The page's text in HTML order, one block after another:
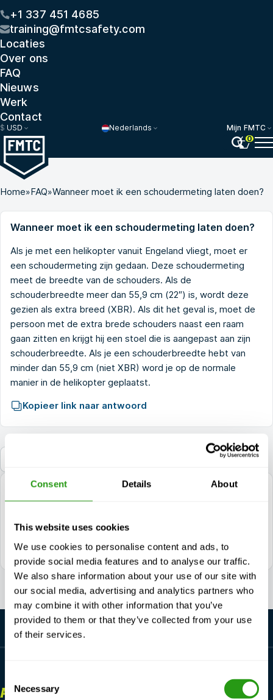
Consent Details About
This website uses cookies
We use cookies to personalise content and ads, to
provide social media features and to analyse our traffic.
We also share information about your use of our site with
our social media, advertising and analytics partners who
may combine it with other information that you’ve
provided to them or that they’ve collected from your use
of their services.
Selection
Necessary
+1 337 451 4685
training@fmtcsafety.com
Locaties
Over ons
FAQ
Nieuws
Werk
Contact
$ USD Nederlands
Mijn FMTC
0
Home»FAQ»Wanneer moet ik een schoudermeting laten doen?
Wanneer moet ik een schoudermeting laten doen?
Als je met een helikopter vanuit Engeland vliegt, moet er
een schoudermeting zijn gedaan. Deze schoudermeting
meet de breedte van de schouders. Als de
schouderbreedte meer dan 55,9 cm (22″) is, wordt deze
gezien als extra breed (XBR). Als dit het geval is, moet de
persoon met de extra brede schouders naast een raam
gaan zitten en krijgt hij een stoel die is aangepast aan zijn
schouderbreedte. Als je een schouderbreedte hebt van
minder dan 55,9 cm (niet XBR) word je op de normale
manier in de helikopter geplaatst.
Kopieer link naar antwoord
training@fmtcsafety.com
Dagelijks bereikbaar tussen 7:00 - 17:00 (GMT +1)
ALTIJDHIER VOOR JOU